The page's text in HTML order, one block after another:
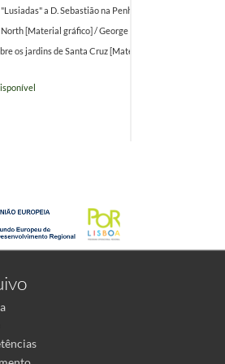
a D. Sebastião na Penha Verde, em Cintra.
[Material gráfico] / George Vivian. – [S.l. : s.n., 19--].
os jardins de Santa Cruz [Material gráfico] / George